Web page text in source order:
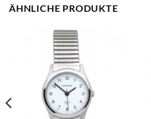
ÄHNLICHE PRODUKTE